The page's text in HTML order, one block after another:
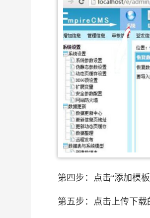
第四步：点击“添加模
第五步：点击上传下载